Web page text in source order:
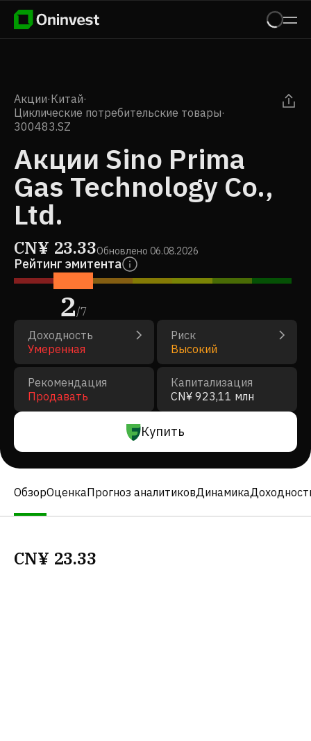
Акции·Китай·
Циклические потребительские товары·
300483.SZ
Акции Sino Prima
Gas Technology Co.,
Ltd.
CN¥ 23.33Обновлено 06.08.2026
Рейтинг эмитента
2/7
Доходность
Умеренная
Риск
Высокий
Рекомендация
Продавать
Капитализация
CN¥ 923,11 млн
Купить
ОбзорОценкаПрогноз аналитиковДинамика
CN¥ 23.33